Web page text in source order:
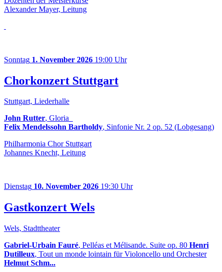
Alexander Mayer, Leitung
Sonntag 1. November 2026 19:00 Uhr
Chorkonzert Stuttgart
Stuttgart, Liederhalle
John Rutter, Gloria
Felix Mendelssohn Bartholdy, Sinfonie Nr. 2 op. 52 (Lobgesang)
Philharmonia Chor Stuttgart
Johannes Knecht, Leitung
Dienstag 10. November 2026 19:30 Uhr
Gastkonzert Wels
Wels, Stadttheater
Gabriel-Urbain Fauré, Pelléas et Mélisande. Suite op. 80 Henri
Dutilleux, Tout un monde lointain für Violoncello und Orchester
Helmut Schm...